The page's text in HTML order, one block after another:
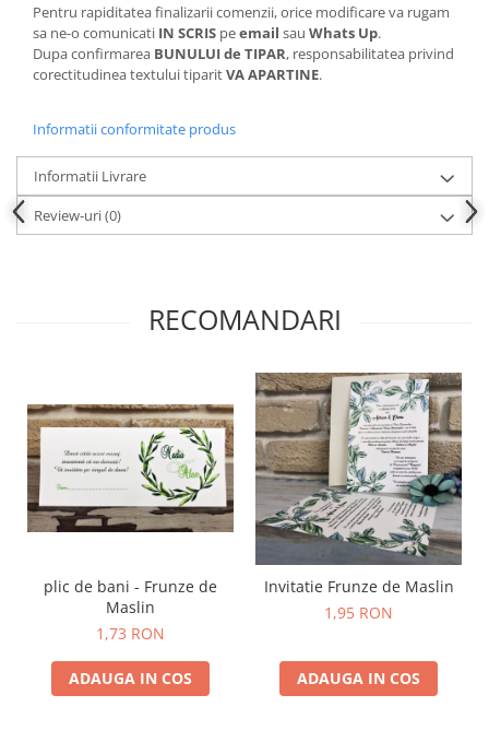
Pentru rapiditatea finalizarii comenzii, orice modificare va rugam
sa ne-o comunicati IN SCRIS peemail sau Whats Up.
Dupa confirmarea BUNULUI de TIPAR, responsabilitatea privind
corectitudinea textului tiparitVA APARTINE.
Informatii conformitate produs
Informatii Livrare
Review-uri(0)
RECOMANDARI
plic de bani - Frunze de
Maslin
1,73 RON
ADAUGA IN COS
Invitatie Frunze de Maslin
1,95 RON
ADAUGA IN COS